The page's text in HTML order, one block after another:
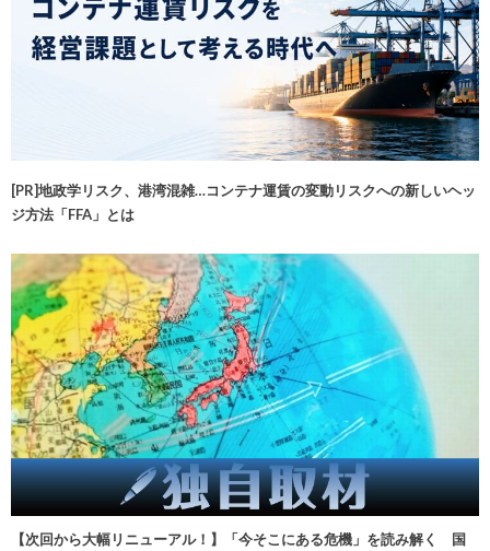
[PR]地政学リスク、港湾混雑…コンテナ運賃の変動リスクへの新しいヘッ
ジ方法「FFA」とは
【次回から大幅リニューアル！】「今そこにある危機」を読み解く 国